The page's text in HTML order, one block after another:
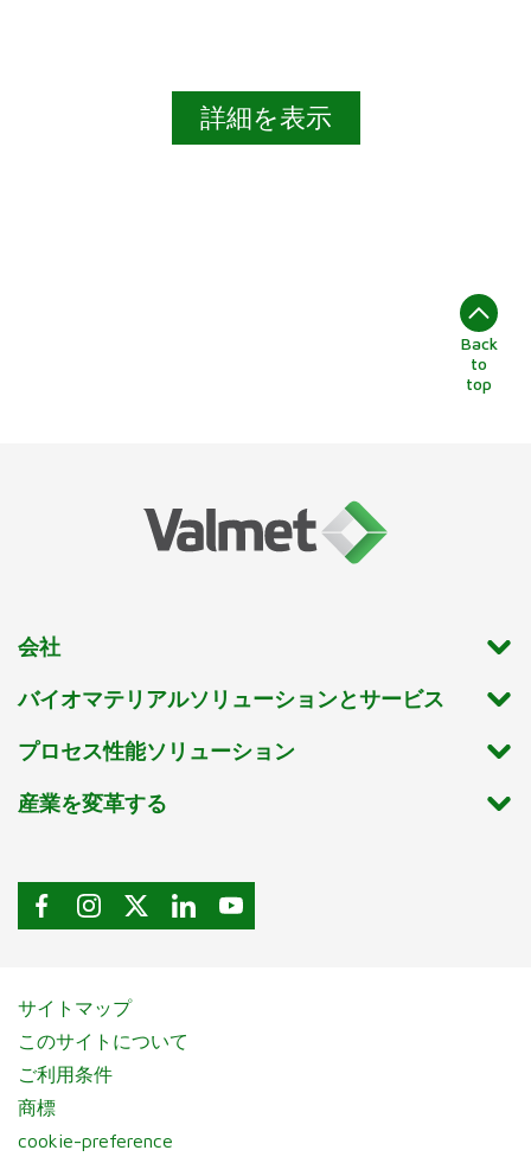
詳細を表示
Back
to
top
会社
バイオマテリアルソリューションとサービス
プロセス性能ソリューション
産業を変革する
サイトマップ
このサイトについて
ご利用条件
商標
cookie-preference